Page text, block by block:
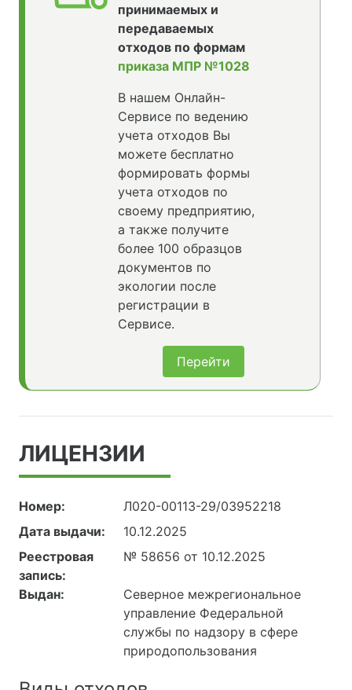
принимаемых и
передаваемых
отходов по формам
приказа МПР №1028
В нашем Онлайн-
Сервисе по ведению
учета отходов Вы
можете бесплатно
формировать формы
учета отходов по
своему предприятию,
а также получите
более 100 образцов
документов по
экологии после
регистрации в
Сервисе.
Перейти
ЛИЦЕНЗИИ
Номер:
Л020-00113-29/03952218
Дата выдачи:
10.12.2025
Реестровая
запись:
№ 58656 от 10.12.2025
Выдан:
Северное межрегиональное
управление Федеральной
службы по надзору в сфере
природопользования